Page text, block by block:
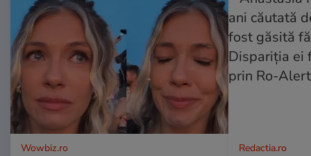
Wowbiz.ro Redactia.ro